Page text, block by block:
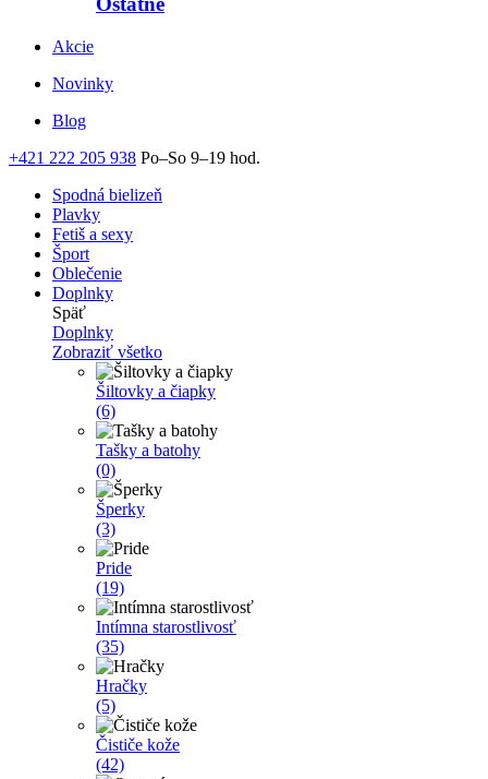
Akcie
Novinky
Blog
+421 222 205 938 Po–So 9–19 hod.
Spodná bielizeň
Plavky
Fetiš a sexy
Šport
Oblečenie
Doplnky
Späť
Doplnky
Zobraziť všetko
Šiltovky a čiapky
(6)
Tašky a batohy
(0)
Šperky
(3)
Pride
(19)
Intímna starostlivosť
(35)
Hračky
(5)
Čističe kože
(42)